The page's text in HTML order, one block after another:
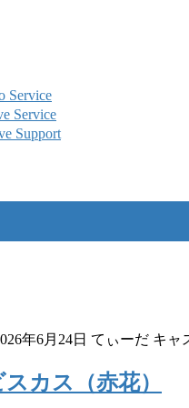
Service
Service
Support
年6月24日 てぃーだ キャ
カス（赤花）